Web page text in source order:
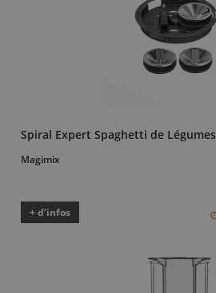
Spiral Expert Spaghetti de Légumes
Magimix
+ d’infos